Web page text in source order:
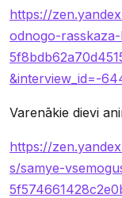
https://
odnogo-
&interview_id=-
Varenākie dievi
https://
s/samye-